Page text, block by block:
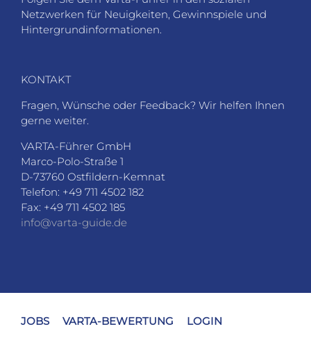
Netzwerken für Neuigkeiten, Gewinnspiele und
Hintergrundinformationen.
KONTAKT
Fragen, Wünsche oder Feedback? Wir helfen Ihnen
gerne weiter.
VARTA-Führer GmbH
Marco-Polo-Straße 1
D-73760 Ostfildern-Kemnat
Telefon: +49 711 4502 182
Fax: +49 711 4502 185
info@varta-guide.de
JOBS VARTA-BEWERTUNG LOGIN